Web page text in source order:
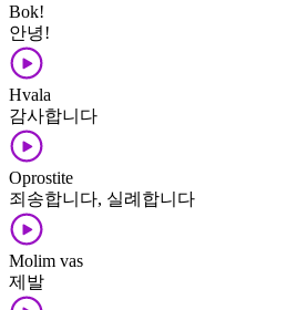
Bok!
안녕!
Hvala
감사합니다
Oprostite
죄송합니다, 실례합니다
Molim vas
제발